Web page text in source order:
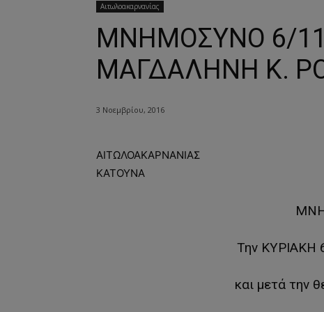
Αιτωλοακαρνανίας
ΜΝΗΜΟΣΥΝΟ 6/
ΜΑΓΔΑΛΗΝΗ Κ.
3 Νοεμβρίου, 2016
ΑΙΤΩΛΟΑΚΑΡΝΑΝΙΑΣ
ΚΑΤΟΥΝΑ
Την ΚΥΡΙΑΚΗ
και μετά την